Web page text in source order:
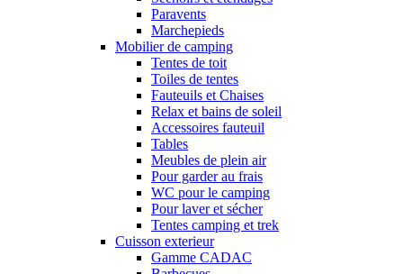
Paravents
Marchepieds
Mobilier de camping
Tentes de toit
Toiles de tentes
Fauteuils et Chaises
Relax et bains de soleil
Accessoires fauteuil
Tables
Meubles de plein air
Pour garder au frais
WC pour le camping
Pour laver et sécher
Tentes camping et trek
Cuisson exterieur
Gamme CADAC